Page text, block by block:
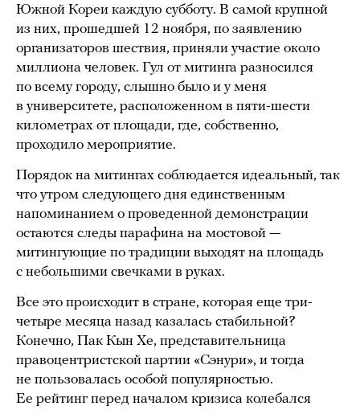
Южной Кореи каждую субботу. В самой крупной
из них, прошедшей 12 ноября, по заявлению
организаторов шествия, приняли участие около
миллиона человек. Гул от митинга разносился
по всему городу, слышно было и у меня
в университете, расположенном в пяти-шести
километрах от площади, где, собственно,
проходило мероприятие.
Порядок на митингах соблюдается идеальный, так
что утром следующего дня единственным
напоминанием о проведенной демонстрации
остаются следы парафина на мостовой —
митингующие по традиции выходят на площадь
с небольшими свечками в руках.
Все это происходит в стране, которая еще три-
четыре месяца назад казалась стабильной?
Конечно, Пак Кын Хе, представительница
правоцентристской партии «Сэнури», и тогда
не пользовалась особой популярностью.
Ее рейтинг перед началом кризиса колебался